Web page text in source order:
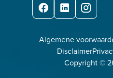
FacebookLinkedInInstagram
Algemene
Disclaimer
Copyright ©